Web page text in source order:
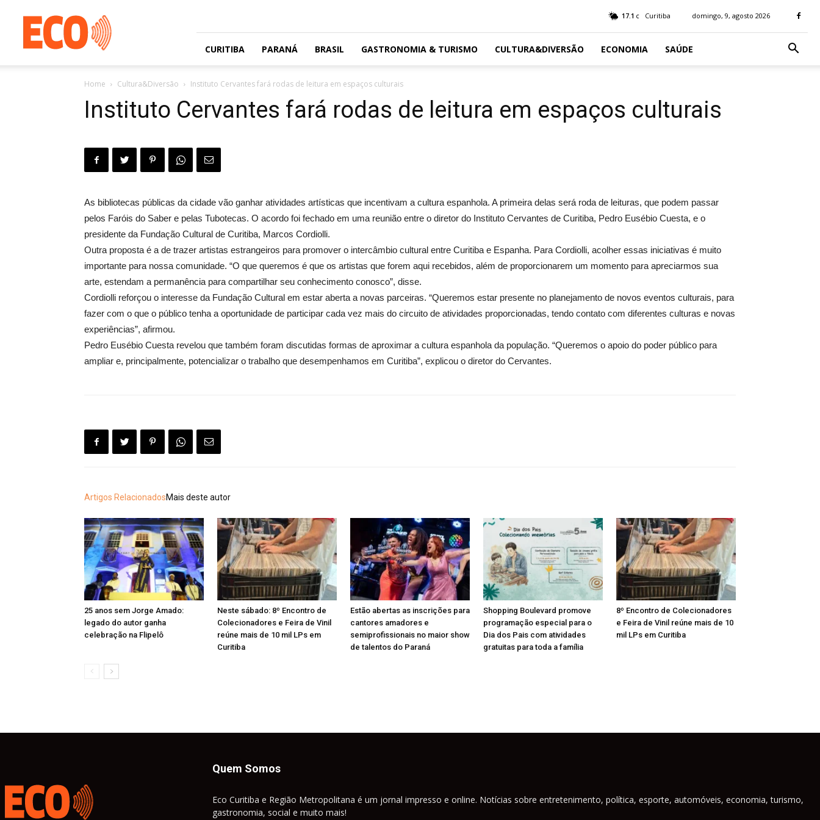
gratuito
com
circulação
17.1 C Curitiba domingo, 9, agosto 2026
CURITIBA PARANÁ BRASIL GASTRONOMIA & TURISMO CULTURA&DIVERSÃO ECONOMIA SAÚDE
Home Cultura&Diversão Instituto Cervantes fará rodas de leitura em espaços culturais
Instituto Cervantes fará rodas de leitura em espaços culturais
As bibliotecas públicas da cidade vão ganhar atividades artísticas que incentivam a cultura espanhola. A primeira delas será roda de leituras, que podem passar
pelos Faróis do Saber e pelas Tubotecas. O acordo foi fechado em uma reunião entre o diretor do Instituto Cervantes de Curitiba, Pedro Eusébio Cuesta, e o
presidente da Fundação Cultural de Curitiba, Marcos Cordiolli.
Outra proposta é a de trazer artistas estrangeiros para promover o intercâmbio cultural entre Curitiba e Espanha. Para Cordiolli, acolher essas iniciativas é muito
importante para nossa comunidade. “O que queremos é que os artistas que forem aqui recebidos, além de proporcionarem um momento para apreciarmos sua
arte, estendam a permanência para compartilhar seu conhecimento conosco”, disse.
Cordiolli reforçou o interesse da Fundação Cultural em estar aberta a novas parceiras. “Queremos estar presente no planejamento de novos eventos culturais, para
fazer com o que o público tenha a oportunidade de participar cada vez mais do circuito de atividades proporcionadas, tendo contato com diferentes culturas e novas
experiências”, afirmou.
Pedro Eusébio Cuesta revelou que também foram discutidas formas de aproximar a cultura espanhola da população. “Queremos o apoio do poder público para
ampliar e, principalmente, potencializar o trabalho que desempenhamos em Curitiba”, explicou o diretor do Cervantes.
Artigos RelacionadosMais deste autor
25 anos sem Jorge Amado:
legado do autor ganha
celebração na Flipelô
Neste sábado: 8º Encontro de
Colecionadores e Feira de Vinil
reúne mais de 10 mil LPs em
Curitiba
Estão abertas as inscrições para
cantores amadores e
semiprofissionais no maior show
de talentos do Paraná
Shopping Boulevard promove
programação especial para o
Dia dos Pais com atividades
gratuitas para toda a família
8º Encontro de Colecionadores
e Feira de Vinil reúne mais de 10
mil LPs em Curitiba
Quem Somos
Eco Curitiba e Região Metropolitana é um jornal impresso e online. Notícias sobre entretenimento, política, esporte, automóveis, economia, turismo,
gastronomia, social e muito mais!